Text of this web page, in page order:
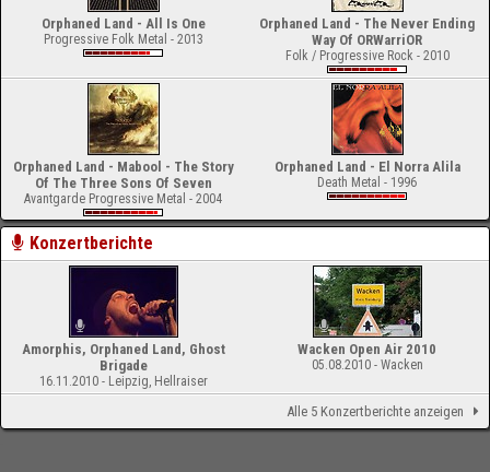
Orphaned Land - All Is One
Progressive Folk Metal - 2013
Orphaned Land - The Never Ending
Way Of ORWarriOR
Folk / Progressive Rock - 2010
Orphaned Land - Mabool - The Story
Of The Three Sons Of Seven
Avantgarde Progressive Metal - 2004
Orphaned Land - El Norra Alila
Death Metal - 1996
Konzertberichte
Amorphis, Orphaned Land, Ghost
Brigade
16.11.2010 - Leipzig, Hellraiser
Wacken Open Air 2010
05.08.2010 - Wacken
Alle 5 Konzertberichte anzeigen